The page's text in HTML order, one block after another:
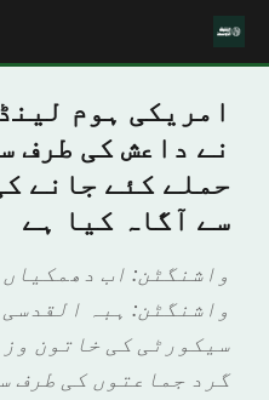
امریکی ہوم
حملے کئے جانے
سے آگاہ کیا ہے
واشنگٹن: اب
واشنگٹن: ہبہ
سیکورٹی کی خاتون